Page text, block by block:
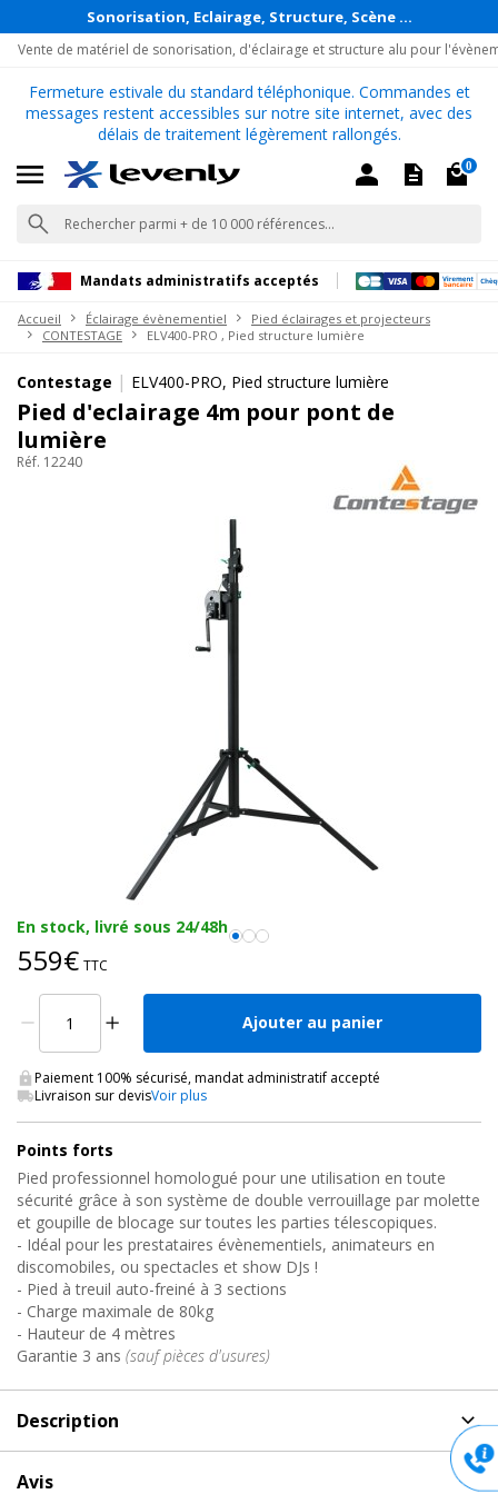
Sonorisation, Eclairage, Structure, Scène ...
Vente de matériel de sonorisation, d'éclairage et structure alu pour
Fermeture estivale du standard téléphonique. Commandes et
messages restent accessibles sur notre site internet, avec des
délais de traitement légèrement rallongés.
0
Mandats administratifs acceptés
Accueil Éclairage évènementiel
Pied éclairages et projecteurs
CONTESTAGE
ELV400-PRO , Pied structure lumière
Contestage | ELV400-PRO, Pied structure lumière
Pied d'eclairage 4m pour pont de
lumière
Réf. 12240
En stock, livré sous 24/48h
559€ TTC
Ajouter au panier
Paiement 100% sécurisé, mandat administratif accepté
Livraison sur devisVoir plus
Points forts
Pied professionnel homologué pour une utilisation en toute
sécurité grâce à son système de double verrouillage par molette
et goupille de blocage sur toutes les parties télescopiques.
- Idéal pour les prestataires évènementiels, animateurs en
discomobiles, ou spectacles et show DJs !
- Pied à treuil auto-freiné à 3 sections
- Charge maximale de 80kg
- Hauteur de 4 mètres
Garantie 3 ans (sauf pièces d'usures)
Description
Contestage
Avis